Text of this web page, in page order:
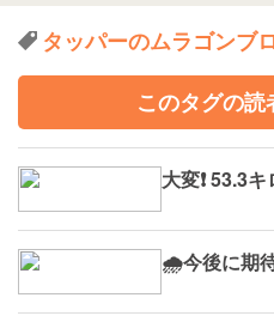
タッパーのムラゴンブ
このタグの読
大変❗ 53.3
🌧️今後に期